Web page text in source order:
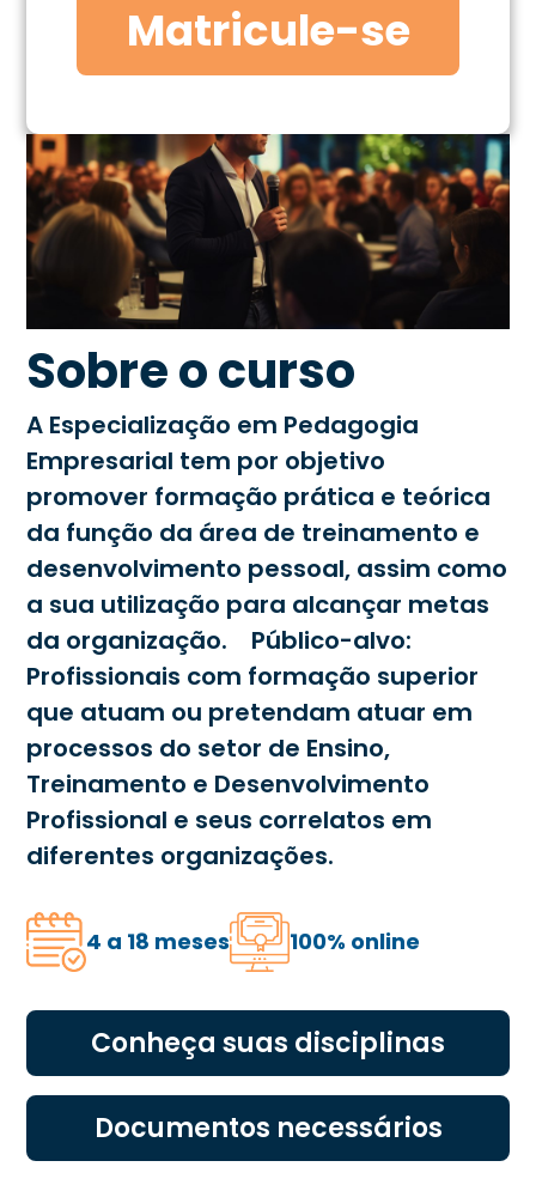
Sobre o curso
A Especialização em Pedagogia
Empresarial tem por objetivo
promover formação prática e teórica
da função da área de treinamento e
desenvolvimento pessoal, assim como
a sua utilização para alcançar metas
da organização. Público-alvo:
Profissionais com formação superior
que atuam ou pretendam atuar em
processos do setor de Ensino,
Treinamento e Desenvolvimento
Profissional e seus correlatos em
diferentes organizações.
4 a 18 meses 100% online
Conheça suas disciplinas
Documentos necessários
Matricule-se